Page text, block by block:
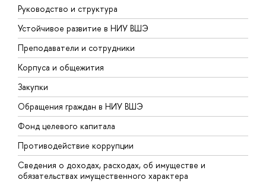
Руководство и структура
Устойчивое развитие в НИУ ВШЭ
Преподаватели и сотрудники
Корпуса и общежития
Закупки
Обращения граждан в НИУ ВШЭ
Фонд целевого капитала
Противодействие коррупции
Сведения о доходах, расходах, об имуществе и
обязательствах имущественного характера